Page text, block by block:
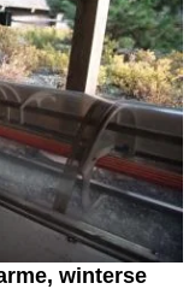
winterse